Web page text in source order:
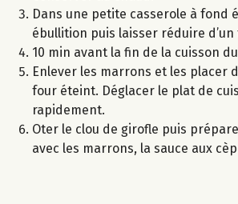
Dans une petite casserole à fond
ébullition puis laisser réduire
10 min avant la fin de la cuisson
Enlever les marrons et les placer
four éteint. Déglacer le plat de
rapidement.
Oter le clou de girofle puis
avec les marrons, la sauce aux